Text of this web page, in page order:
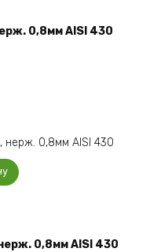
0,8мм AISI 430
0,8мм AISI 430